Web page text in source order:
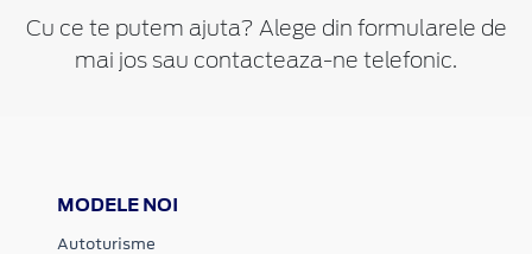
Cu ce te putem ajuta? Alege din formularele de
mai jos sau contacteaza-ne telefonic.
MODELE NOI
Autoturisme